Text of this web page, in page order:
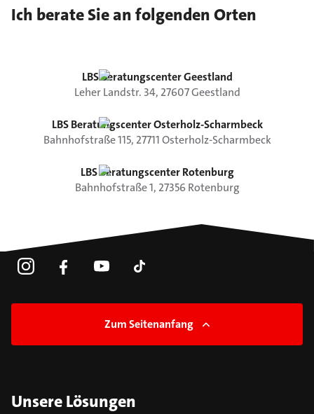
Ich berate Sie an folgenden Orten
LBS Beratungscenter Geestland
Leher Landstr. 34, 27607Geestland
LBS Beratungscenter Osterholz-Scharmbeck
Bahnhofstraße115, 27711Osterholz-Scharmbeck
LBS Beratungscenter Rotenburg
Bahnhofstraße1, 27356 Rotenburg
Zum Seitenanfang
Unsere Lösungen